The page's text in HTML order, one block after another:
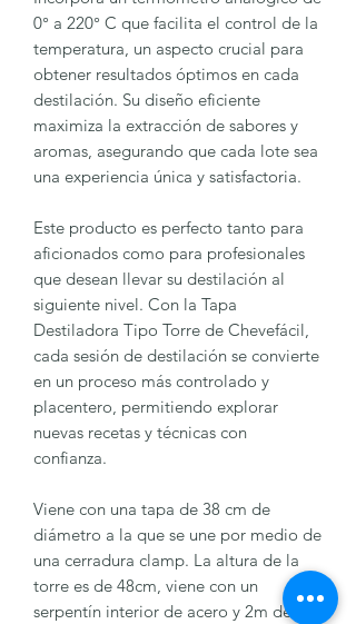
0° a 220° C que facilita el control de la
temperatura, un aspecto crucial para
obtener resultados óptimos en cada
destilación. Su diseño eficiente
maximiza la extracción de sabores y
aromas, asegurando que cada lote sea
una experiencia única y satisfactoria.
Este producto es perfecto tanto para
aficionados como para profesionales
que desean llevar su destilación al
siguiente nivel. Con la Tapa
Destiladora Tipo Torre de Chevefácil,
cada sesión de destilación se convierte
en un proceso más controlado y
placentero, permitiendo explorar
nuevas recetas y técnicas con
confianza.
Viene con una tapa de 38 cm de
diámetro a la que se une por medio de
una cerradura clamp. La altura de la
torre es de 48cm, viene con un
serpentín interior de acero y 2m de